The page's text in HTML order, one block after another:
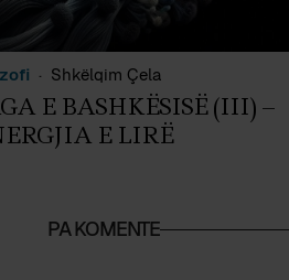
Shkëlqim Çela
E BASHKËSISË (III) –
E LIRË
PA KOMENTE